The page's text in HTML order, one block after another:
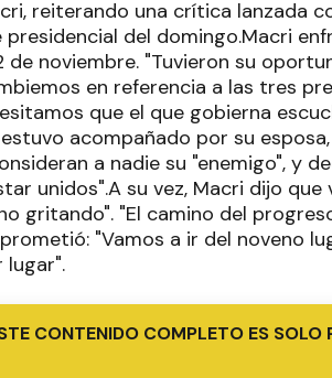
reiterando una crítica lanzada
del domingo.Macri
de noviembre. "Tuvieron su
en referencia a las tres
que el que gobierna
acompañado por su
a nadie su "enemigo", y
unidos".A su vez, Macri dijo
gritando". "El camino del
"Vamos a ir del noveno
lugar".
CONTENIDO COMPLETO ES SOLO